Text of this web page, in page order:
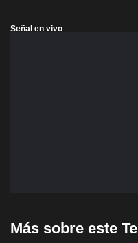
Señal en vivo
Más sobre este